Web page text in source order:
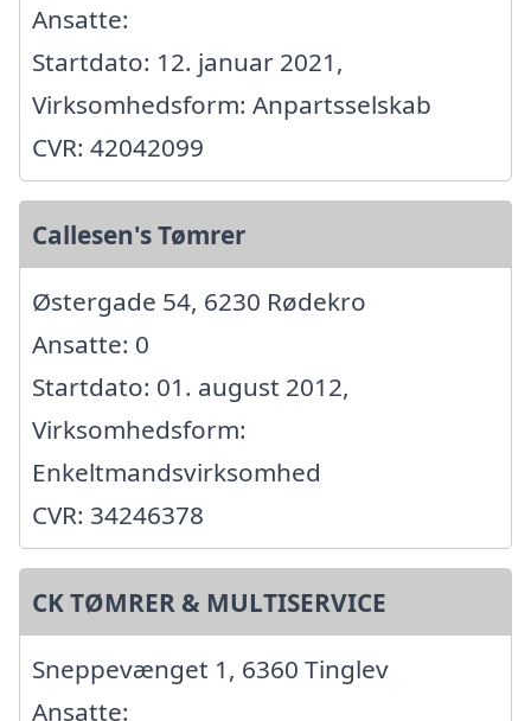
Ansatte:
Startdato: 12. januar 2021,
Virksomhedsform: Anpartsselskab
CVR: 42042099
Callesen's Tømrer
Østergade 54, 6230 Rødekro
Ansatte: 0
Startdato: 01. august 2012,
Virksomhedsform:
Enkeltmandsvirksomhed
CVR: 34246378
CK TØMRER & MULTISERVICE
Sneppevænget 1, 6360 Tinglev
Ansatte: